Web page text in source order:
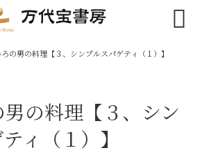

の男の料理【３、シンプルスパゲティ（１）】
の料理【３、シン
ィ（１）】